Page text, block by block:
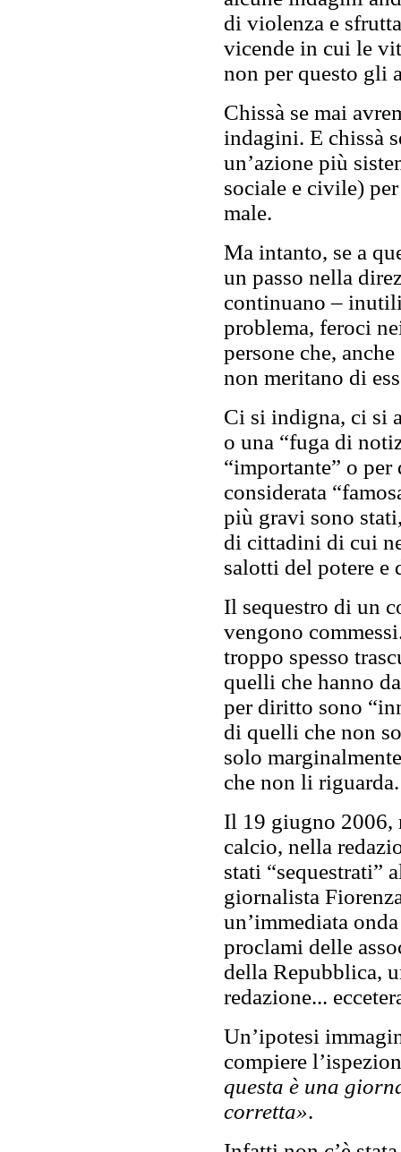
di violenza e
vicende in cui le
non per questo gli
Chissà se mai
indagini. E chissà
un’azione più
sociale e civile)
male.
Ma intanto, se a
un passo nella
continuano –
problema, feroci
persone che,
non meritano di
Ci si indigna, ci si
o una “fuga di
“importante” o
considerata
più gravi sono
di cittadini di cui
salotti del potere e
Il sequestro di un
vengono
troppo spesso
quelli che hanno
per diritto sono
di quelli che non
solo
che non li riguarda.
Il 19 giugno 2006,
calcio, nella
stati “sequestrati”
giornalista
un’immediata
proclami delle
della Repubblica,
redazione...
Un’ipotesi
compiere
questa è una
corretta».